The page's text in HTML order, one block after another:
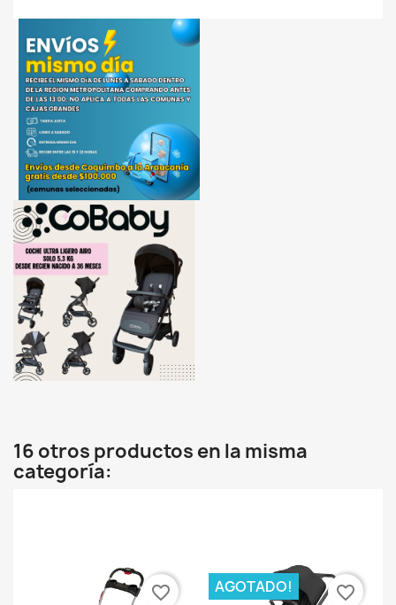
16 otros productos en la misma
categoría:
favorite_border AGOTADO! favorite_border